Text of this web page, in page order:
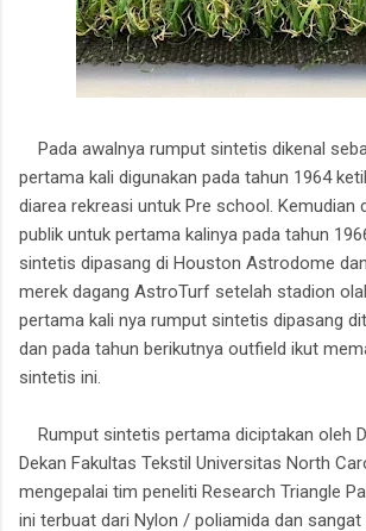
Pada awalnya rumput sintetis dikenal
pertama kali digunakan pada tahun 1964
diarea rekreasi untuk Pre school. Kemudian
publik untuk pertama kalinya pada tahun
sintetis dipasang di Houston Astrodome
merek dagang AstroTurf setelah stadion
pertama kali nya rumput sintetis dipasang
dan pada tahun berikutnya outfield ikut
sintetis ini.
Rumput sintetis pertama diciptakan oleh
Dekan Fakultas Tekstil Universitas North
mengepalai tim peneliti Research Triangle
ini terbuat dari Nylon / poliamida dan